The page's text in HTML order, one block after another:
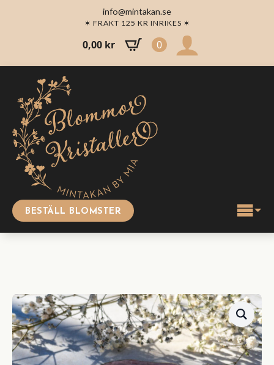
info@mintakan.se
✶ FRAKT 125 KR INRIKES ✶
0,00 kr 0
BESTÄLL BLOMSTER